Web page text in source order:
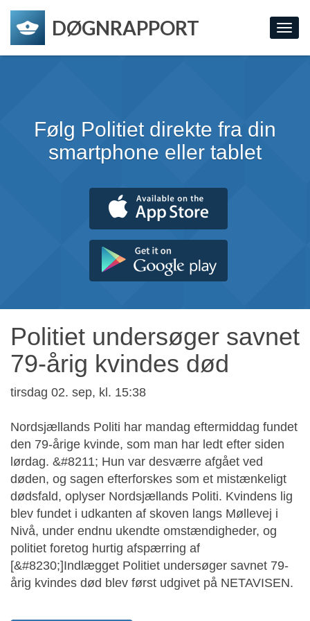
DØGNRAPPORT
Følg Politiet direkte fra din
smartphone eller tablet
Politiet undersøger savnet
79-årig kvindes død
tirsdag 02. sep, kl. 15:38
Nordsjællands Politi har mandag eftermiddag fundet
den 79-årige kvinde, som man har ledt efter siden
lørdag. &#8211; Hun var desværre afgået ved
døden, og sagen efterforskes som et mistænkeligt
dødsfald, oplyser Nordsjællands Politi. Kvindens lig
blev fundet i udkanten af skoven langs Møllevej i
Nivå, under endnu ukendte omstændigheder, og
politiet foretog hurtig afspærring af
[&#8230;]Indlægget Politiet undersøger savnet 79-
årig kvindes død blev først udgivet på NETAVISEN.